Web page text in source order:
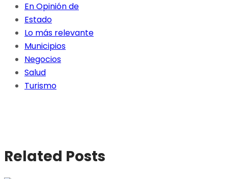
En Opinión de
Estado
Lo más relevante
Municipios
Negocios
Salud
Turismo
Related Posts